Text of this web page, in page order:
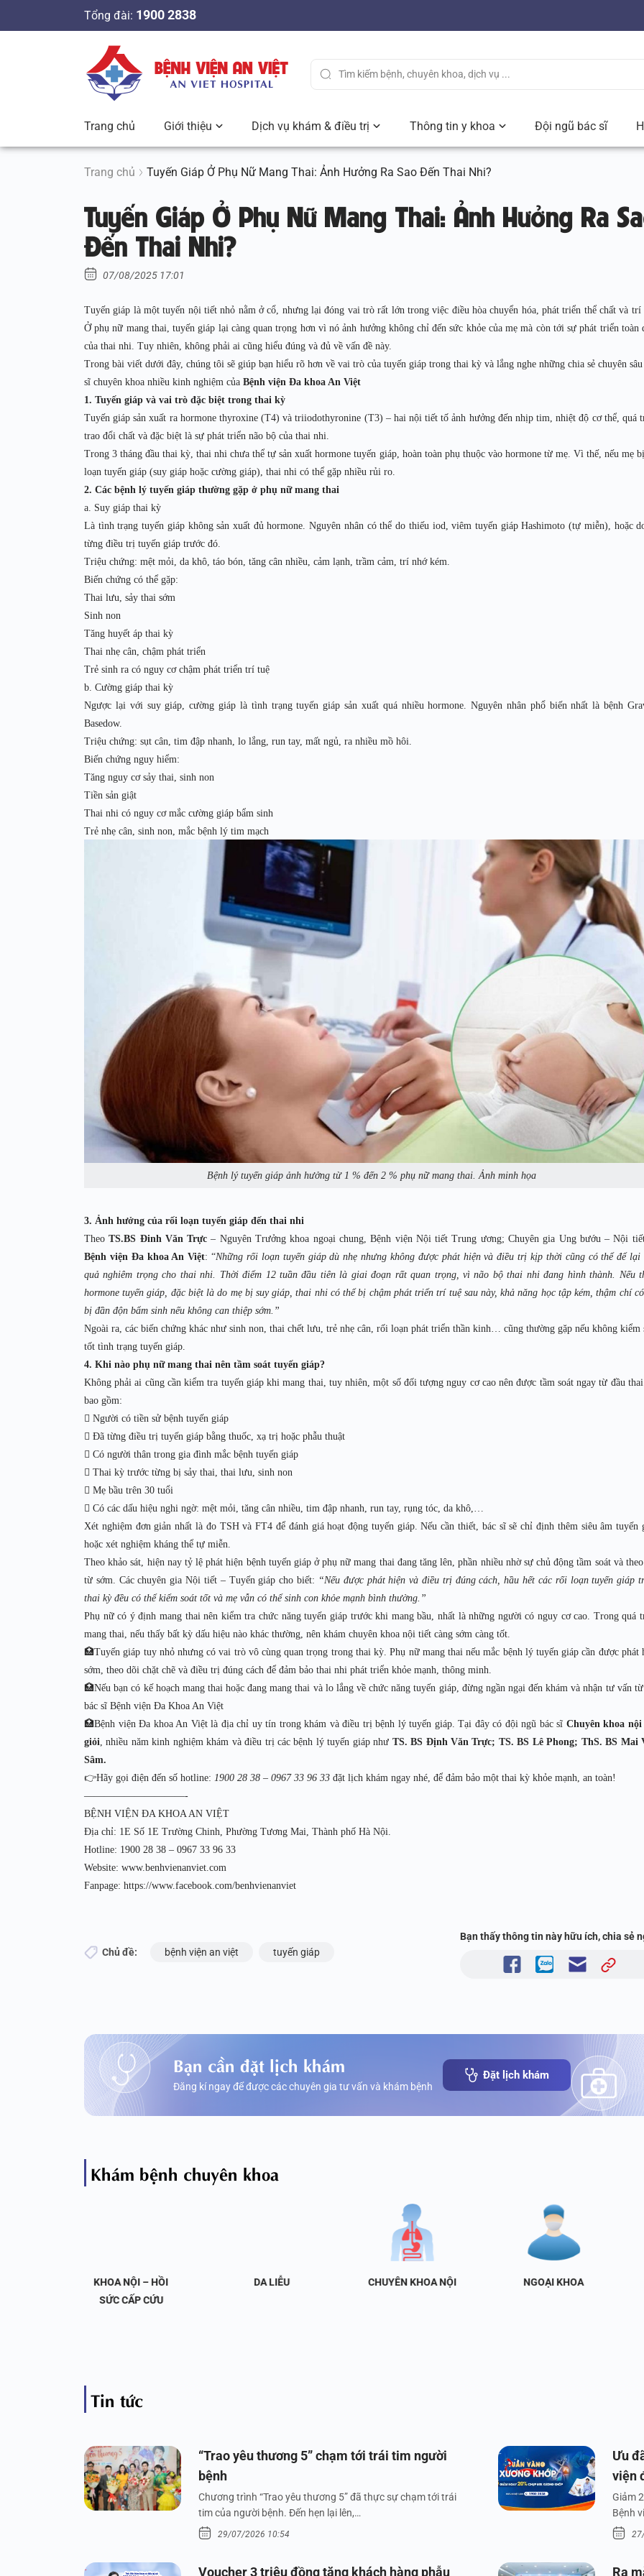
n
Tổng đài: 1900 2838
Trang chủ Giới thiệu Dịch vụ khám & điều trị Thông tin y khoa Đội ngũ bác sĩ
Trang chủ Tuyến Giáp Ở Phụ Nữ Mang Thai: Ảnh Hưởng Ra Sao Đến Thai Nhi?
Tuyến Giáp Ở Phụ Nữ Mang Thai: Ảnh Hưởng Ra
Đến Thai Nhi?
07/08/2025 17:01
Tuyến giáp là một tuyến nội tiết nhỏ nằm ở cổ, nhưng lại đóng vai trò rất lớn trong việc điều hòa chuyển hóa, phát triển thể chất và trí
Ở phụ nữ mang thai, tuyến giáp lại càng quan trọng hơn vì nó ảnh hưởng không chỉ đến sức khỏe của mẹ mà còn tới sự phát triển toàn
của thai nhi. Tuy nhiên, không phải ai cũng hiểu đúng và đủ về vấn đề này.
Trong bài viết dưới đây, chúng tôi sẽ giúp bạn hiểu rõ hơn về vai trò của tuyến giáp trong thai kỳ và lắng nghe những chia sẻ chuyên sâu
sĩ chuyên khoa nhiều kinh nghiệm của Bệnh viện Đa khoa An Việt
1. Tuyến giáp và vai trò đặc biệt trong thai kỳ
Tuyến giáp sản xuất ra hormone thyroxine (T4) và triiodothyronine (T3) – hai nội tiết tố ảnh hưởng đến nhịp tim, nhiệt độ cơ thể, quá
trao đổi chất và đặc biệt là sự phát triển não bộ của thai nhi.
Trong 3 tháng đầu thai kỳ, thai nhi chưa thể tự sản xuất hormone tuyến giáp, hoàn toàn phụ thuộc vào hormone từ mẹ. Vì thế, nếu mẹ
loạn tuyến giáp (suy giáp hoặc cường giáp), thai nhi có thể gặp nhiều rủi ro.
2. Các bệnh lý tuyến giáp thường gặp ở phụ nữ mang thai
a. Suy giáp thai kỳ
Là tình trạng tuyến giáp không sản xuất đủ hormone. Nguyên nhân có thể do thiếu iod, viêm tuyến giáp Hashimoto (tự miễn), hoặc
từng điều trị tuyến giáp trước đó.
Triệu chứng: mệt mỏi, da khô, táo bón, tăng cân nhiều, cảm lạnh, trầm cảm, trí nhớ kém.
Biến chứng có thể gặp:
Thai lưu, sảy thai sớm
Sinh non
Tăng huyết áp thai kỳ
Thai nhẹ cân, chậm phát triển
Trẻ sinh ra có nguy cơ chậm phát triển trí tuệ
b. Cường giáp thai kỳ
Ngược lại với suy giáp, cường giáp là tình trạng tuyến giáp sản xuất quá nhiều hormone. Nguyên nhân phổ biến nhất là bệnh
Basedow.
Triệu chứng: sụt cân, tim đập nhanh, lo lắng, run tay, mất ngủ, ra nhiều mồ hôi.
Biến chứng nguy hiểm:
Tăng nguy cơ sảy thai, sinh non
Tiền sản giật
Thai nhi có nguy cơ mắc cường giáp bẩm sinh
Trẻ nhẹ cân, sinh non, mắc bệnh lý tim mạch
Bệnh lý tuyến giáp ảnh hưởng từ 1 % đến 2 % phụ nữ mang thai. Ảnh minh họa
3. Ảnh hưởng của rối loạn tuyến giáp đến thai nhi
TheoTS.BS Đinh Văn Trực – Nguyên Trưởng khoa ngoại chung, Bệnh viện Nội tiết Trung ương; Chuyên gia Ung bướu – Nội
Bệnh viện Đa khoa An Việt: “Những rối loạn tuyến giáp dù nhẹ nhưng không được phát hiện và điều trị kịp thời cũng có thể để lại
quả nghiêm trọng cho thai nhi. Thời điểm 12 tuần đầu tiên là giai đoạn rất quan trọng, vì não bộ thai nhi đang hình thành. Nếu
hormone tuyến giáp, đặc biệt là do mẹ bị suy giáp, thai nhi có thể bị chậm phát triển trí tuệ sau này, khả năng học tập kém, thậm chí
bị đần độn bẩm sinh nếu không can thiệp sớm.”
Ngoài ra, các biến chứng khác như sinh non, thai chết lưu, trẻ nhẹ cân, rối loạn phát triển thần kinh… cũng thường gặp nếu không kiểm
tốt tình trạng tuyến giáp.
4. Khi nào phụ nữ mang thai nên tầm soát tuyến giáp?
Không phải ai cũng cần kiểm tra tuyến giáp khi mang thai, tuy nhiên, một số đối tượng nguy cơ cao nên được tầm soát ngay từ đầu
bao gồm:
 Người có tiền sử bệnh tuyến giáp
 Đã từng điều trị tuyến giáp bằng thuốc, xạ trị hoặc phẫu thuật
 Có người thân trong gia đình mắc bệnh tuyến giáp
 Thai kỳ trước từng bị sảy thai, thai lưu, sinh non
 Mẹ bầu trên 30 tuổi
 Có các dấu hiệu nghi ngờ: mệt mỏi, tăng cân nhiều, tim đập nhanh, run tay, rụng tóc, da khô,…
Xét nghiệm đơn giản nhất là đo TSH và FT4 để đánh giá hoạt động tuyến giáp. Nếu cần thiết, bác sĩ sẽ chỉ định thêm siêu âm tuyến
hoặc xét nghiệm kháng thể tự miễn.
Theo khảo sát, hiện nay tỷ lệ phát hiện bệnh tuyến giáp ở phụ nữ mang thai đang tăng lên, phần nhiều nhờ sự chủ động tầm soát và
từ sớm. Các chuyên gia Nội tiết – Tuyến giáp cho biết: “Nếu được phát hiện và điều trị đúng cách, hầu hết các rối loạn tuyến giáp
thai kỳ đều có thể kiểm soát tốt và mẹ vẫn có thể sinh con khỏe mạnh bình thường.”
Phụ nữ có ý định mang thai nên kiểm tra chức năng tuyến giáp trước khi mang bầu, nhất là những người có nguy cơ cao. Trong quá
mang thai, nếu thấy bất kỳ dấu hiệu nào khác thường, nên khám chuyên khoa nội tiết càng sớm càng tốt.
🏥Tuyến giáp tuy nhỏ nhưng có vai trò vô cùng quan trọng trong thai kỳ. Phụ nữ mang thai nếu mắc bệnh lý tuyến giáp cần được phát
sớm, theo dõi chặt chẽ và điều trị đúng cách để đảm bảo thai nhi phát triển khỏe mạnh, thông minh.
🏥Nếu bạn có kế hoạch mang thai hoặc đang mang thai và lo lắng về chức năng tuyến giáp, đừng ngần ngại đến khám và nhận tư vấn
bác sĩ Bệnh viện Đa Khoa An Việt
🏥Bệnh viện Đa khoa An Việt là địa chỉ uy tín trong khám và điều trị bệnh lý tuyến giáp. Tại đây có đội ngũ bác sĩ Chuyên khoa
giỏi , nhiều năm kinh nghiệm khám và điều trị các bệnh lý tuyến giáp như TS. BS Định Văn Trực; TS. BS Lê Phong; ThS. BS Mai
Sâm.
👉Hãy gọi điện đến số hotline: 1900 28 38 – 0967 33 96 33 đặt lịch khám ngay nhé, để đảm bảo một thai kỳ khỏe mạnh, an toàn!
——————————-
BỆNH VIỆN ĐA KHOA AN VIỆT
Địa chỉ: 1E Số 1E Trường Chinh, Phường Tương Mai, Thành phố Hà Nội.
Hotline: 1900 28 38 – 0967 33 96 33
Website: www.benhvienanviet.com
Fanpage: https://www.facebook.com/benhvienanviet
Chủ đề: bệnh viện an việt tuyến giáp
Bạn thấy thông tin này hữu ích, chia sẻ
Bạn cần đặt lịch khám
Đăng kí ngay để được các chuyên gia tư vấn và khám bệnh
Đặt lịch khám
Khám bệnh chuyên khoa
KHOA NỘI – HỒI
SỨC CẤP CỨU
DA LIỄU CHUYÊN KHOA NỘI NGOẠI KHOA
Tin tức
“Trao yêu thương 5” chạm tới trái tim người
bệnh
Chương trình “Trao yêu thương 5” đã thực sự chạm tới trái
tim của người bệnh. Đến hẹn lại lên,…
29/07/2026 10:54
Ưu
viện
Giảm
Bệnh
Voucher 3 triệu đồng tặng khách hàng phẫu Ra